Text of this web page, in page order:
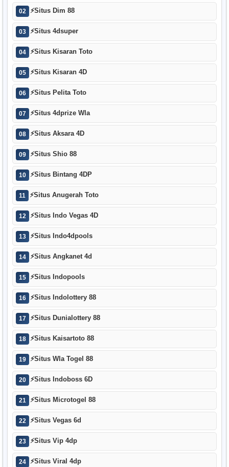
02 ⚡Situs Dim 88
03 ⚡Situs 4dsuper
04 ⚡Situs Kisaran Toto
05 ⚡Situs Kisaran 4D
06 ⚡Situs Pelita Toto
07 ⚡Situs 4dprize Wla
08 ⚡Situs Aksara 4D
09 ⚡Situs Shio 88
10 ⚡Situs Bintang 4DP
11 ⚡Situs Anugerah Toto
12 ⚡Situs Indo Vegas 4D
13 ⚡Situs Indo4dpools
14 ⚡Situs Angkanet 4d
15 ⚡Situs Indopools
16 ⚡Situs Indolottery 88
17 ⚡Situs Dunialottery 88
18 ⚡Situs Kaisartoto 88
19 ⚡Situs Wla Togel 88
20 ⚡Situs Indoboss 6D
21 ⚡Situs Microtogel 88
22 ⚡Situs Vegas 6d
23 ⚡Situs Vip 4dp
24 ⚡Situs Viral 4dp